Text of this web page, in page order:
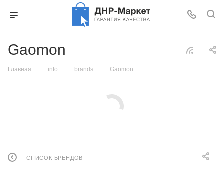
Gaomon
Главная — info — brands — Gaomon
СПИСОК БРЕНДОВ